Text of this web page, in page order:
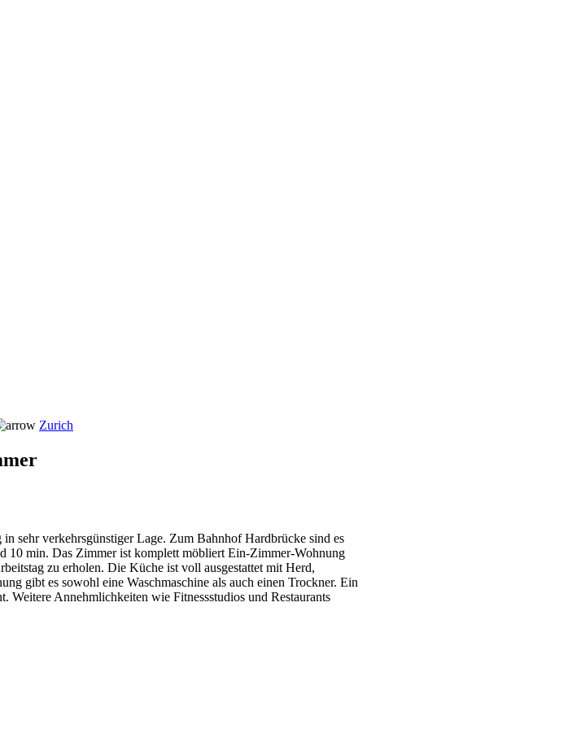
Zurich
sehr verkehrsgünstiger Lage. Zum Bahnhof Hardbrücke sind es
10 min. Das Zimmer ist komplett möbliert Ein-Zimmer-Wohnung
zu erholen. Die Küche ist voll ausgestattet mit Herd,
gibt es sowohl eine Waschmaschine als auch einen Trockner. Ein
Weitere Annehmlichkeiten wie Fitnessstudios und Restaurants